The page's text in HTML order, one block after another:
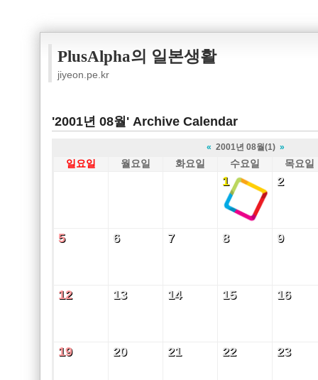
PlusAlpha의 일본생활
jiyeon.pe.kr
'2001년 08월' Archive Calendar
« 2001년 08월(1) »
일요일 월요일 화요일 수요일 목요일
1
1 2
2
5
5 6
6 7
7 8
8 9
9
12
12 13
13 14
14 15
15 16
16
19
19 20
20 21
21 22
22 23
23